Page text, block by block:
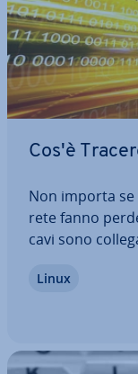
Cos'è
Non importa se
rete fanno
cavi sono
persiste, la
Linux